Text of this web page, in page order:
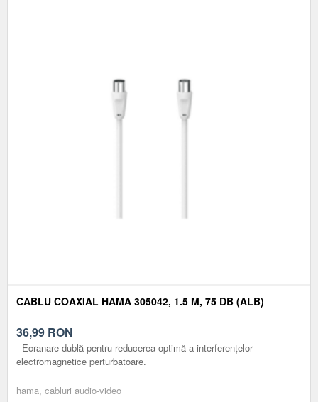
CABLU COAXIAL HAMA 305042, 1.5 M, 75 DB (ALB)
36,99 RON
- Ecranare dublă pentru reducerea optimă a interferențelor
electromagnetice perturbatoare.
hama, cabluri audio-video